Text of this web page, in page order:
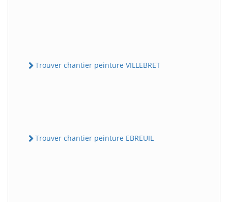
Trouver chantier peinture VILLEBRET
Trouver chantier peinture EBREUIL